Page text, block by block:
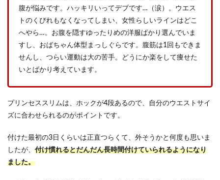
腹が悩みです。ハッキリいってデブです…（涙）。ウエス
トのくびれもなくなってしまい、女性らしいラインはどこ
へやら…。お腹を隠すゆったりめの洋服ばかり選んでいま
すし、おばちゃん体型まっしぐらです。腹筋は1回もできま
せんし、つらい運動は大の苦手。どうにか楽をして痩せた
いとばかり考えています。
プリンセススリムは、ホックが4段あるので、自分のウエストサイ
ズに合わせられるのがポイントです。
付けた最初の3日くらいは正直つらくて、外そうかと何度も思いま
したが、 付け慣れるとだんだん長時間付けていられるようになり
ました。